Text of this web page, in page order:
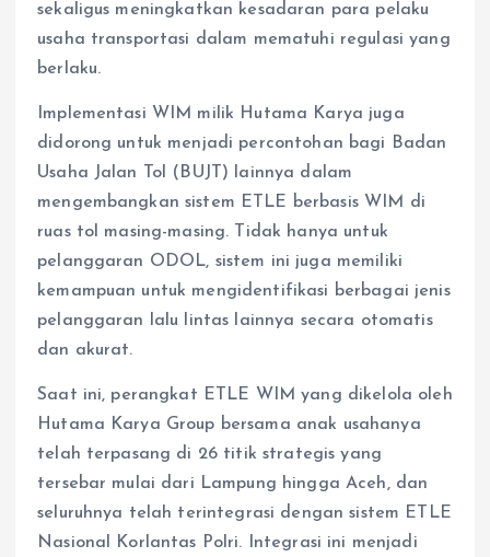
sekaligus meningkatkan kesadaran para pelaku
usaha transportasi dalam mematuhi regulasi yang
berlaku.
Implementasi WIM milik Hutama Karya juga
didorong untuk menjadi percontohan bagi Badan
Usaha Jalan Tol (BUJT) lainnya dalam
mengembangkan sistem ETLE berbasis WIM di
ruas tol masing-masing. Tidak hanya untuk
pelanggaran ODOL, sistem ini juga memiliki
kemampuan untuk mengidentifikasi berbagai jenis
pelanggaran lalu lintas lainnya secara otomatis
dan akurat.
Saat ini, perangkat ETLE WIM yang dikelola oleh
Hutama Karya Group bersama anak usahanya
telah terpasang di 26 titik strategis yang
tersebar mulai dari Lampung hingga Aceh, dan
seluruhnya telah terintegrasi dengan sistem ETLE
Nasional Korlantas Polri. Integrasi ini menjadi